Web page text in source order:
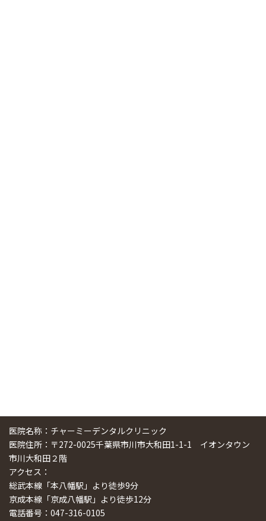
医院名称：チャーミーデンタルクリニック
医院住所：〒272-0025千葉県市川市大和田1-1-1 イオンタウン
市川大和田２階
アクセス：
総武本線「本八幡駅」より徒歩9分
京成本線「京成八幡駅」より徒歩12分
電話番号：047-316-0105